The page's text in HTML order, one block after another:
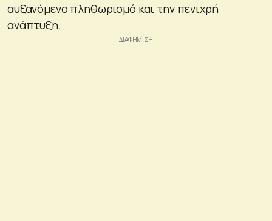
αυξανόμενο πληθωρισμό και την πενιχρή
ανάπτυξη.